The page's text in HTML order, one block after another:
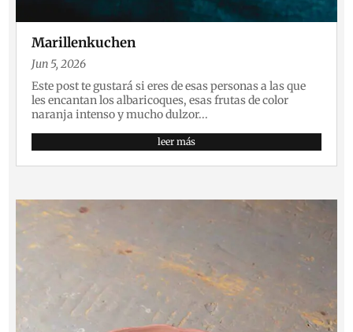
Marillenkuchen
Jun 5, 2026
Este post te gustará si eres de esas personas a las que
les encantan los albaricoques, esas frutas de color
naranja intenso y mucho dulzor...
leer más